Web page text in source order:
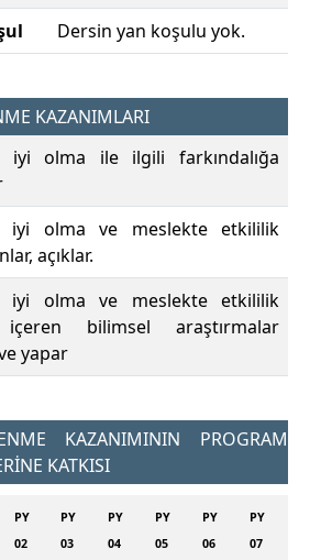
Dersin yan koşulu yok.
KAZANIMLARI
iyi olma ile ilgili farkındalığa
iyi olma ve meslekte etkililik
açıklar.
iyi olma ve meslekte etkililik
bilimsel araştırmalar
yapar
KAZANIMININ PROGRAM
KATKISI
PY
02
PY
03
PY
04
PY
05
PY
06
PY
07